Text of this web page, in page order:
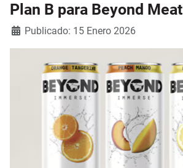
Plan B para Beyond Meat
Detalles
Publicado: 15 Enero 2026